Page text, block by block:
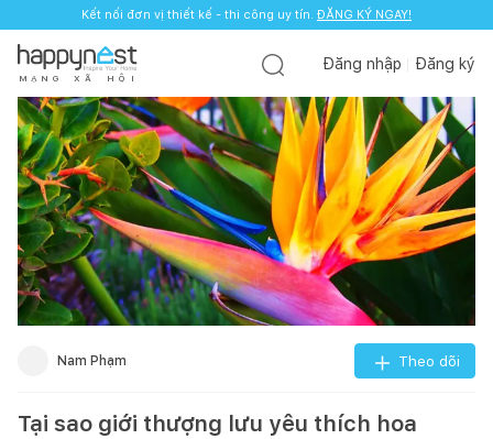
Kết nối đơn vị thiết kế - thi công uy tín. ĐĂNG KÝ NGAY!
M Ạ N G X Ã H Ộ I
Đăng nhập Đăng ký
Nam Phạm Theo dõi
Tại sao giới thượng lưu yêu thích hoa